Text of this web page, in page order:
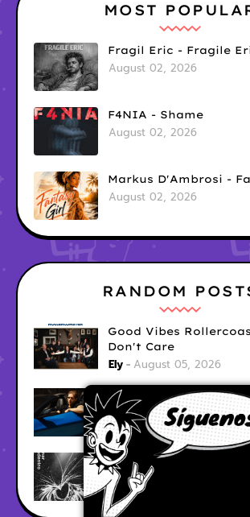
MOST
Fragil Eric - Fragile
August 02, 2026
F4NIA - Shame
August 02, 2026
Markus D'Ambrosi -
August 02, 2026
RANDOM
Good Vibes
Don't Care
Ely August 05, 2026
Hyperwulf - FaceTime
Ely August 04, 2026
BARRACÜDA - Mar
Ely August 04, 2026